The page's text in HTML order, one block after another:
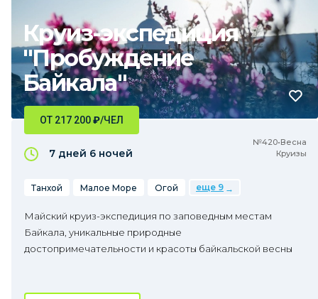
Круиз-экспедиция
"Пробуждение
Байкала"
№420•Весна
Круизы
ОТ 217 200₽/ЧЕЛ
7 дней 6 ночей
Танхой Малое Море Огой еще 9
Майский круиз-экспедиция по заповедным местам
Байкала, уникальные природные
достопримечательности и красоты байкальской весны